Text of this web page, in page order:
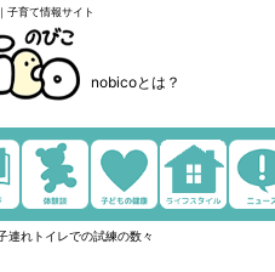
子育て情報サイト
nobicoとは？
連れトイレでの試練の数々